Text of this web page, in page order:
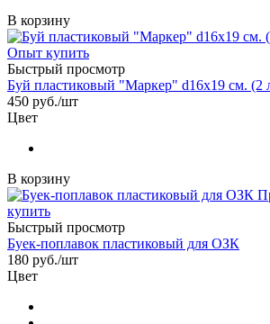
В корзину
Быстрый просмотр
Буй пластиковый "Маркер" d16x19 см. (2
450 руб./шт
Цвет
В корзину
Быстрый просмотр
Буек-поплавок пластиковый для ОЗК
180 руб./шт
Цвет